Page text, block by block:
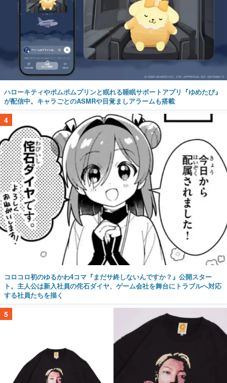
ハローキティやポムポムプリンと眠れる睡眠サポートアプリ『ゆめたび』
が配信中。キャラごとのASMRや目覚ましアラームも搭載
4
コロコロ初のゆるかわ4コマ『まだサ終しないんですか？』公開スター
ト。主人公は新入社員の侘石ダイヤ、ゲーム会社を舞台にトラブルへ対応
する社員たちを描く
5